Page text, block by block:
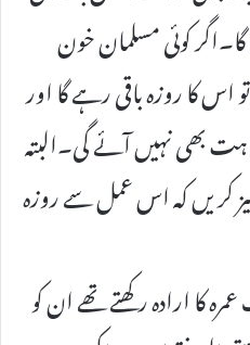
کوئی مسلمان خون
اس کا روزہ باقی رہے گا اور
بھی نہیں آئے گی۔البتہ
کریں کہ اس عمل سے روزہ
کا ارادہ رکھتے تھے ان کو